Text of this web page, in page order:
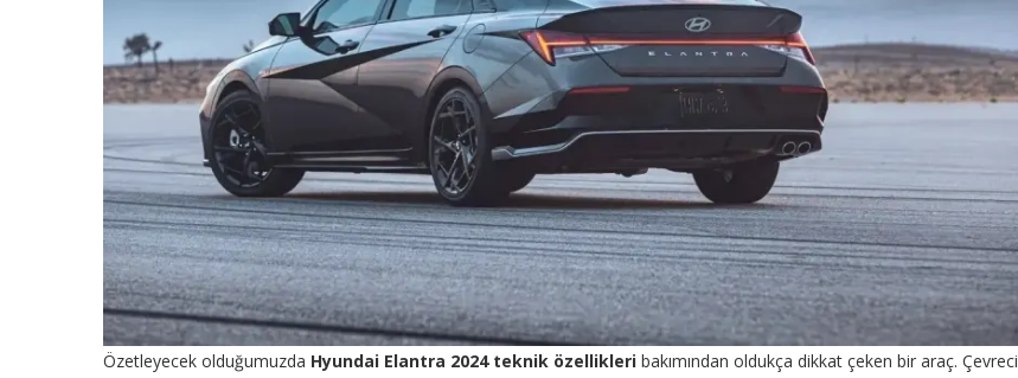
Özetleyecek olduğumuzda Hyundai Elantra 2024 teknik özellikleri bakımından oldukça dikkat çeken bir araç. Çevreci